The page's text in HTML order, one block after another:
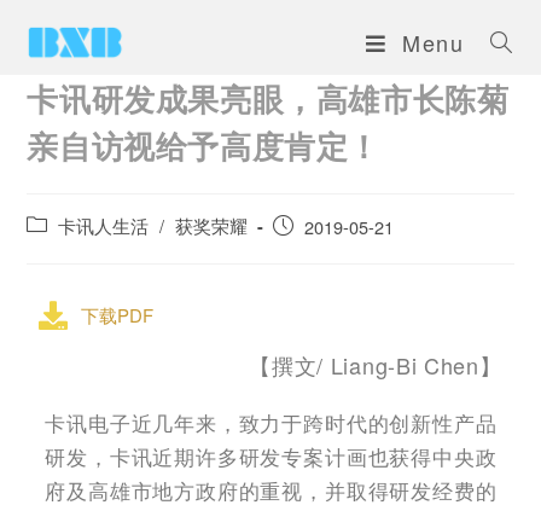
Menu
卡讯研发成果亮眼，高雄市长陈菊
亲自访视给予高度肯定！
卡讯人生活 / 获奖荣耀 2019-05-21
下载PDF
【撰文/ Liang-Bi Chen】
卡讯电子近几年来，致力于跨时代的创新性产品
研发，卡讯近期许多研发专案计画也获得中央政
府及高雄市地方政府的重视，并取得研发经费的